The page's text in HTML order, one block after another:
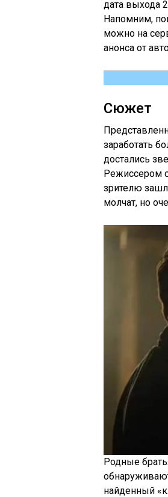
дата выхода
Напомним,
можно на
анонса от
Сюжет
заработать
достались
Режиссером
зрителю
молчат, но
Родные
найденный